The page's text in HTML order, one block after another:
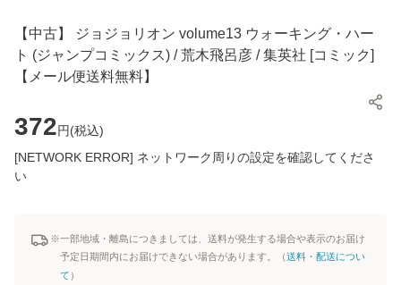
【中古】 ジョジョリオン volume13 ウォーキング・ハー
ト (ジャンプコミックス) / 荒木飛呂彦 / 集英社 [コミック]
【メール便送料無料】
372円(税込)
[NETWORK ERROR] ネットワーク周りの設定を確認してくださ
い
※一部地域・離島につきましては、送料が発生する場合や表示のお届け
予定日期間内にお届けできない場合があります。（送料・配送につい
て ）